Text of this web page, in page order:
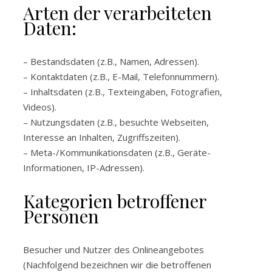
Arten der verarbeiteten
Daten:
– Bestandsdaten (z.B., Namen, Adressen).
– Kontaktdaten (z.B., E-Mail, Telefonnummern).
– Inhaltsdaten (z.B., Texteingaben, Fotografien,
Videos).
– Nutzungsdaten (z.B., besuchte Webseiten,
Interesse an Inhalten, Zugriffszeiten).
– Meta-/Kommunikationsdaten (z.B., Geräte-
Informationen, IP-Adressen).
Kategorien betroffener
Personen
Besucher und Nutzer des Onlineangebotes
(Nachfolgend bezeichnen wir die betroffenen